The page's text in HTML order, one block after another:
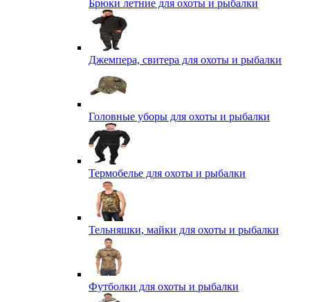
Брюки летние для охоты и рыбалки
Джемпера, свитера для охоты и рыбалки
Головные уборы для охоты и рыбалки
Термобелье для охоты и рыбалки
Тельняшки, майки для охоты и рыбалки
Футболки для охоты и рыбалки